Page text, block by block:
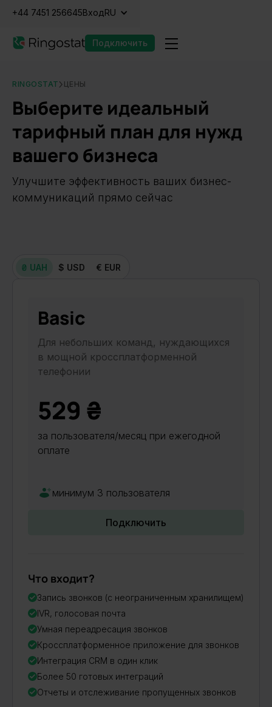
+44 7451 256645ВходRU
Подключить
RINGOSTAT ЦЕНЫ
Выберите идеальный
тарифный план для нужд
вашего бизнеса
Улучшите эффективность ваших бизнес-
коммуникаций прямо сейчас
₴ UAH $ USD € EUR
Basic
Для небольших команд, нуждающихся
в мощной кроссплатформенной
телефонии
529 ₴
за пользователя/месяц при ежегодной
оплате
минимум 3 пользователя
Подключить
Что входит?
Запись звонков (с неограниченным хранилищем)
IVR, голосовая почта
Умная переадресация звонков
Кроссплатформенное приложение для звонков
Интеграция CRM в один клик
Более 50 готовых интеграций
Отчеты и отслеживание пропущенных звонков